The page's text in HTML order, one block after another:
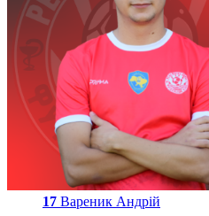
17 Вареник Андрій